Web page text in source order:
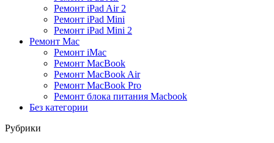
Ремонт iPad Air 2
Ремонт iPad Mini
Ремонт iPad Mini 2
Ремонт Mac
Ремонт iMac
Ремонт MacBook
Ремонт MacBook Air
Ремонт MacBook Pro
Ремонт блока питания Macbook
Без категории
Рубрики